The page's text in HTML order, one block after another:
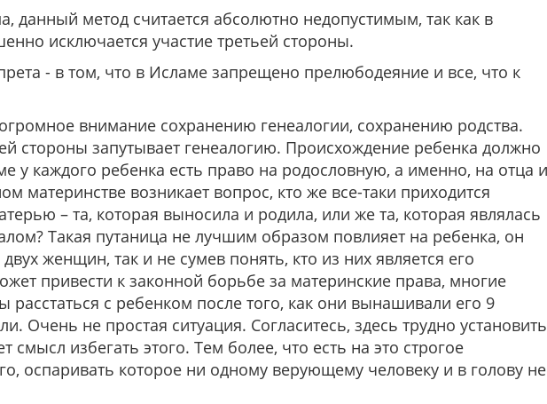
данный метод считается абсолютно недопустимым, так как в
исключается участие третьей стороны.
- в том, что в Исламе запрещено прелюбодеяние и все, что к
внимание сохранению генеалогии, сохранению родства.
стороны запутывает генеалогию. Происхождение ребенка должно
у каждого ребенка есть право на родословную, а именно, на отца и
материнстве возникает вопрос, кто же все-таки приходится
– та, которая выносила и родила, или же та, которая являлась
Такая путаница не лучшим образом повлияет на ребенка, он
женщин, так и не сумев понять, кто из них является его
привести к законной борьбе за материнские права, многие
с ребенком после того, как они вынашивали его 9
Очень не простая ситуация. Согласитесь, здесь трудно установить
смысл избегать этого. Тем более, что есть на это строгое
оспаривать которое ни одному верующему человеку и в голову не